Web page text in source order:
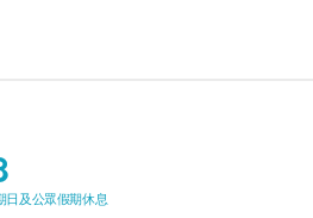
油脂，補充營養無負擔
，小分子易吸收
賬單總額未滿HK$300需附加
3-5個工作天內安排發貨。
日及公眾假期休息